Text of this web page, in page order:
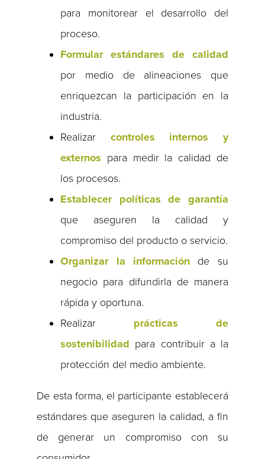
para monitorear el desarrollo del
proceso.
Formular estándares de calidad
por medio de alineaciones que
enriquezcan la participación en la
industria.
Realizar controles internos y
externos para medir la calidad de
los procesos.
Establecer políticas de garantía
que aseguren la calidad y
compromiso del producto o servicio.
Organizar la información de su
negocio para difundirla de manera
rápida y oportuna.
Realizar prácticas de
sostenibilidad para contribuir a la
protección del medio ambiente.
De esta forma, el participante establecerá
estándares que aseguren la calidad, a fin
de generar un compromiso con su